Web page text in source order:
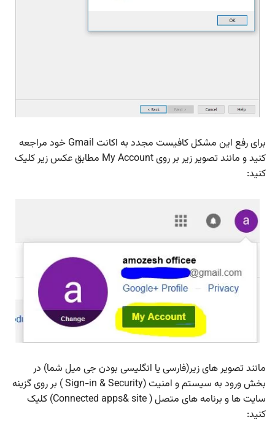
برای رفع این مشکل کافیست مجدد به اکانت Gmail خود مراجعه
کنید و مانند تصویر زیر بر روی My Account مطابق عکس زیر کلیک
کنید:
مانند تصویر های زیر(فارسی یا انگلیسی بودن جی میل شما) در
بخش ورود به سیستم و امنیت (Sign-in & Security ) بر روی گزینه
سایت ها و برنامه های متصل ( Connected apps& site) کلیک
کنید: